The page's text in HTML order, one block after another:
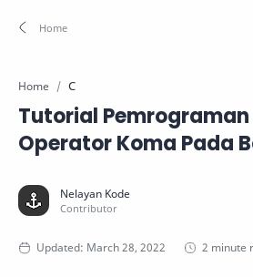
Home C
Tutorial Pemrograman
Operator Koma Pada
2 minute